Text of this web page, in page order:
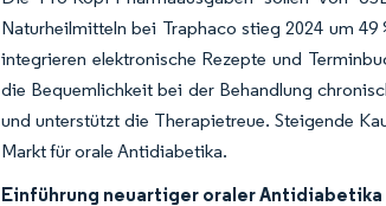
Naturheilmitteln bei Traphaco stieg 2024 um
integrieren elektronische Rezepte und
die Bequemlichkeit bei der Behandlung
und unterstützt die Therapietreue. Steigende
Markt für orale Antidiabetika.
Einführung neuartiger oraler